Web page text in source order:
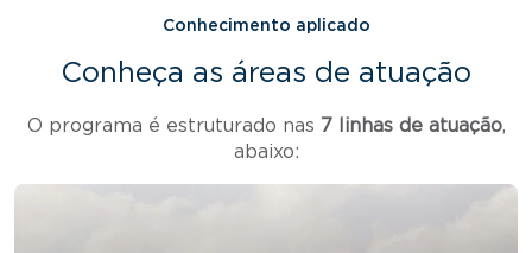
Conhecimento aplicado
Conheça as áreas de atuação
O programa é estruturado nas 7 linhas de atuação,
abaixo: